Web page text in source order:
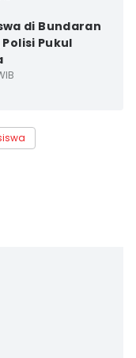
di Bundaran
Polisi Pukul